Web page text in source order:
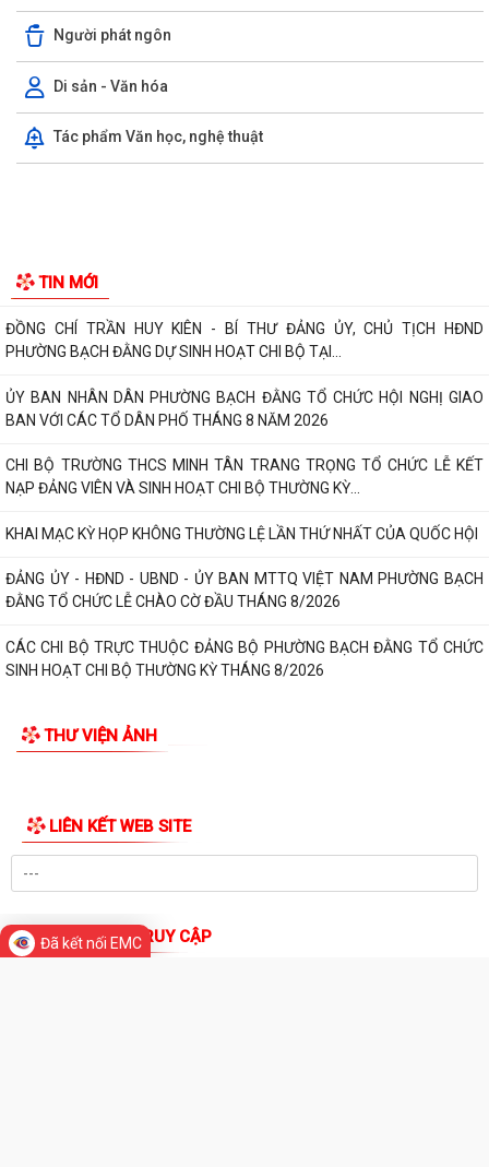
Người phát ngôn
Di sản - Văn hóa
Tác phẩm Văn học, nghệ thuật
TIN MỚI
QUYẾT SỐ 22/2026/NQ-HĐND, NGÀY 28/7/2026...
phường quy định nội dung chi, mức...
TIẾP TỤC THỰC HIỆN NGHIÊM CHỈ THỊ SỐ 17/CT-UBND CỦA UBND
THÀNH PHỐ HẢI PHÒNG VỀ TĂNG CƯỜNG CÔNG TÁC...
ĐẢNG VIÊN VÀ SINH HOẠT CHI BỘ THƯỜNG KỲ...
ĐỒNG CHÍ TRẦN HUY KIÊN - BÍ THƯ ĐẢNG ỦY, CHỦ TỊCH HĐND
PHƯỜNG BẠCH ĐẰNG DỰ SINH HOẠT CHI BỘ TẠI...
ỦY BAN NHÂN DÂN PHƯỜNG BẠCH ĐẰNG TỔ CHỨC HỘI NGHỊ GIAO
BAN VỚI CÁC TỔ DÂN PHỐ THÁNG 8 NĂM 2026
CHI BỘ TRƯỜNG THCS MINH TÂN TRANG TRỌNG TỔ CHỨC LỄ KẾT
NẠP ĐẢNG VIÊN VÀ SINH HOẠT CHI BỘ THƯỜNG KỲ...
KHAI MẠC KỲ HỌP KHÔNG THƯỜNG LỆ LẦN THỨ NHẤT CỦA QUỐC HỘI
ĐẢNG ỦY - HĐND - UBND - ỦY BAN MTTQ VIỆT NAM PHƯỜNG BẠCH
ĐẰNG TỔ CHỨC LỄ CHÀO CỜ ĐẦU THÁNG 8/2026
CÁC CHI BỘ TRỰC THUỘC ĐẢNG BỘ PHƯỜNG BẠCH ĐẰNG TỔ CHỨC
SINH HOẠT CHI BỘ THƯỜNG KỲ THÁNG 8/2026
TRÊN ĐỊA BÀN THÀNH PHỐ HẢI PHÒNG
HỘI NGHỊ BỒI DƯỠNG, TẬP HUẤN LÝ LUẬN CHÍNH TRỊ HÈ NĂM 2026
CHO ĐỘI NGŨ CÁN BỘ QUẢN LÝ, GIÁO VIÊN...
PHƯỜNG BẠCH ĐẰNG THAM DỰ HỘI NGHỊ TẬP HUẤN TRIỂN KHAI THỦ
TỤC HÀNH CHÍNH CỦA ĐẢNG TRÊN MÔI TRƯỜNG...
THƯ VIỆN ẢNH
Đã kết nối EMC